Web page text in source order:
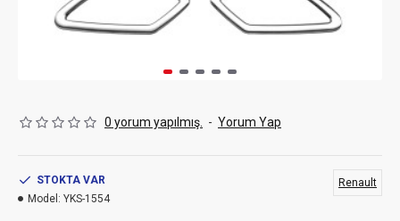
0 yorum yapılmış. - Yorum Yap
STOKTA VAR
Model: YKS-1554
Renault